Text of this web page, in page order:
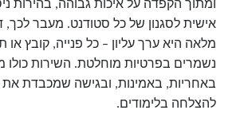
ומתוך הקפדה על איכות גבוהה, בהירות
אישית לסגנון של כל סטודנט. מעבר לכך,
מלאה היא ערך עליון – כל פנייה, קובץ או
נשמרים בפרטיות מוחלטת. השירות כולו
באחריות, באמינות, ובגישה שמכבדת
להצלחה בלימודים.